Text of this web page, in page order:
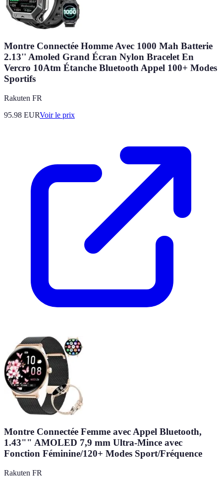
Montre Connectée Homme Avec 1000 Mah Batterie
2.13'' Amoled Grand Écran Nylon Bracelet En
Vercro 10Atm Étanche Bluetooth Appel 100+ Modes
Sportifs
Rakuten FR
95.98 EURVoir le prix
Montre Connectée Femme avec Appel Bluetooth,
1.43"" AMOLED 7,9 mm Ultra-Mince avec
Fonction Féminine/120+ Modes Sport/Fréquence
Rakuten FR